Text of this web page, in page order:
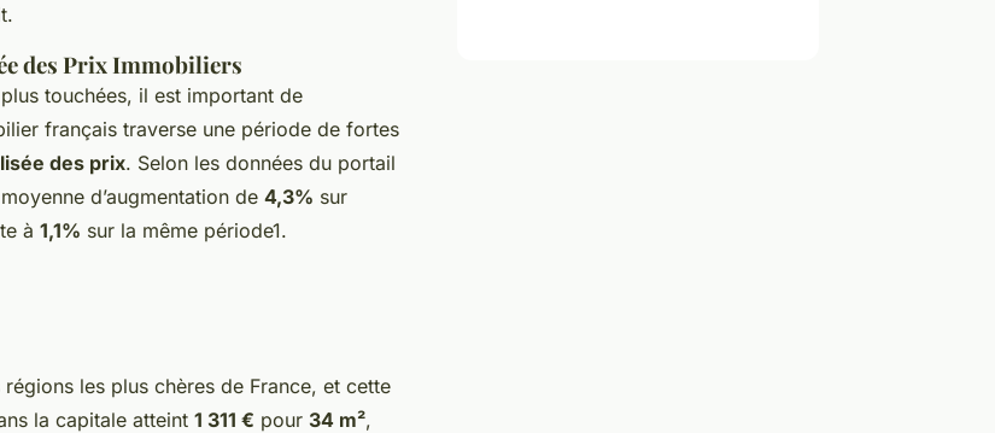
des Prix Immobiliers
touchées, il est important de
français traverse une période de fortes
des prix. Selon les données du portail
d’augmentation de 4,3% sur
à 1,1% sur la même période1.
les plus chères de France, et cette
la capitale atteint 1 311 € pour 34 m²,